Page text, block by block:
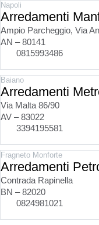
Napoli
Arredamenti
Ampio Parcheggio, Via
AN – 80141
0815993486
Baiano
Arredamenti
Via Malta 86/90
AV – 83022
3394195581
Fragneto Monforte
Arredamenti
Contrada Rapinella
BN – 82020
0824981021